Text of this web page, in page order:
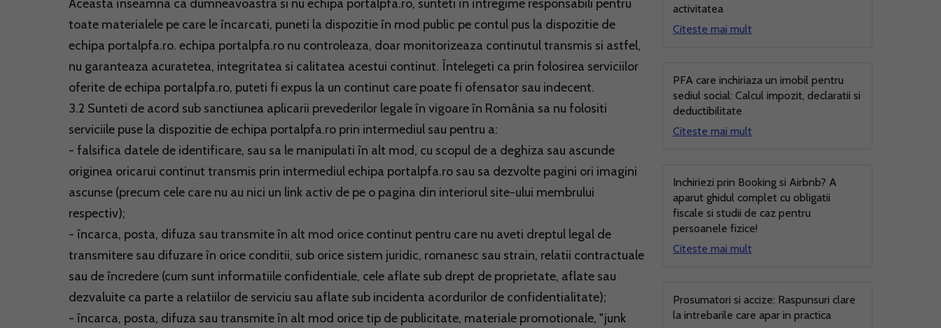
Aceasta înseamna ca dumneavoastra si nu echipa portalpfa.ro, sunteti în întregime responsabili pentru
toate materialele pe care le încarcati, puneti la dispozitie în mod public pe contul pus la dispozitie de
echipa portalpfa.ro. echipa portalpfa.ro nu controleaza, doar monitorizeaza continutul transmis si astfel,
nu garanteaza acuratetea, integritatea si calitatea acestui continut. Întelegeti ca prin folosirea serviciilor
oferite de echipa portalpfa.ro, puteti fi expus la un continut care poate fi ofensator sau indecent.
3.2 Sunteti de acord sub sanctiunea aplicarii prevederilor legale în vigoare în România sa nu folositi
serviciile puse la dispozitie de echipa portalpfa.ro prin intermediul sau pentru a:
- falsifica datele de identificare, sau sa le manipulati în alt mod, cu scopul de a deghiza sau ascunde
originea oricarui continut transmis prin intermediul echipa portalpfa.ro sau sa dezvolte pagini ori imagini
ascunse (precum cele care nu au nici un link activ de pe o pagina din interiorul site-ului membrului
respectiv);
- încarca, posta, difuza sau transmite în alt mod orice continut pentru care nu aveti dreptul legal de
transmitere sau difuzare în orice conditii, sub orice sistem juridic, romanesc sau strain, relatii contractuale
sau de încredere (cum sunt informatiile confidentiale, cele aflate sub drept de proprietate, aflate sau
dezvaluite ca parte a relatiilor de serviciu sau aflate sub incidenta acordurilor de confidentialitate);
- încarca, posta, difuza sau transmite în alt mod orice tip de publicitate, materiale promotionale, "junk
activitatea
Citeste mai mult
PFA care inchiriaza un imobil pentru
sediul social: Calcul impozit, declaratii si
deductibilitate
Citeste mai mult
Inchiriezi prin Booking si Airbnb? A
aparut ghidul complet cu obligatii
fiscale si studii de caz pentru
persoanele fizice!
Citeste mai mult
Prosumatori si accize: Raspunsuri clare
la intrebarile care apar in practica